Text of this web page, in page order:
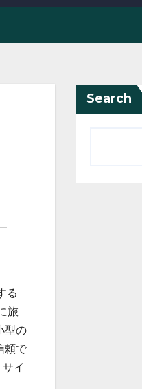
る
旅
型の
頼で
イ
Search